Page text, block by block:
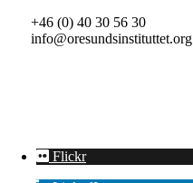
+46 (0) 40 30 56 30
info@oresundsinstituttet.org
Flickr